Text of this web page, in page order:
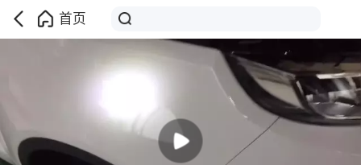
首页